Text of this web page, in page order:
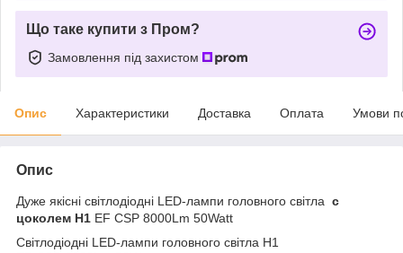
Що таке купити з Пром?
Замовлення під захистом
Опис Характеристики Доставка Оплата Умови
Опис
Дуже якісні світлодіодні LED-лампи головного світла с
цоколем H1 EF CSP 8000Lm 50Watt
Світлодіодні LED-лампи головного світла H1